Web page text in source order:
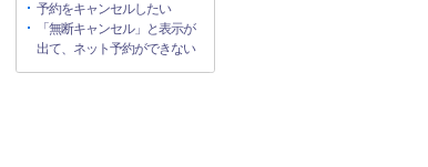
予約をキャンセルしたい
「無断キャンセル」と表示が
出て、ネット予約ができない